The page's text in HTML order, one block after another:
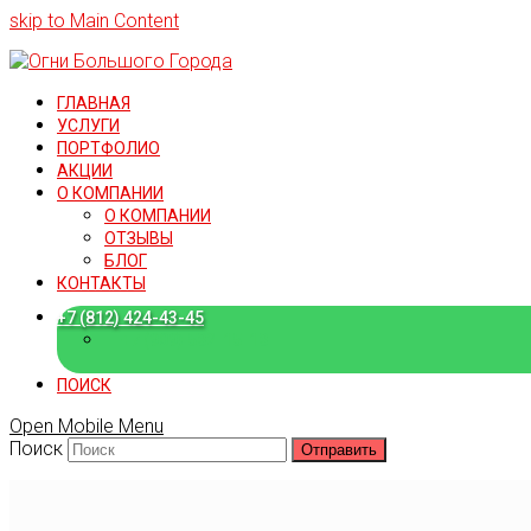
skip to Main Content
ГЛАВНАЯ
УСЛУГИ
ПОРТФОЛИО
АКЦИИ
О КОМПАНИИ
О КОМПАНИИ
ОТЗЫВЫ
БЛОГ
КОНТАКТЫ
+7 (812) 424-43-45
ПОИСК
Open Mobile Menu
Поиск
Отправить